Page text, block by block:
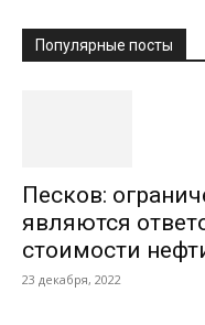
Популярные посты
Песков:
являются
стоимости
23 декабря, 2022